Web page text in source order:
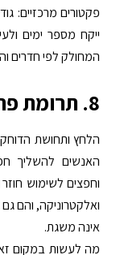
פקטורים מרכזיים:
ייקח מספר ימים
המחולק לפי חדרים
8. תרומת פריטים מתכולת הדירה
הלחץ ותחושת
האנשים להשליך
וחפצים לשימוש
ואלקטרוניקה, והם
אינה משגת.
מה לעשות במקום